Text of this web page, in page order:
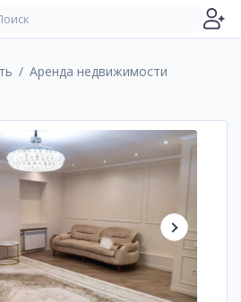
Аренда недвижимости